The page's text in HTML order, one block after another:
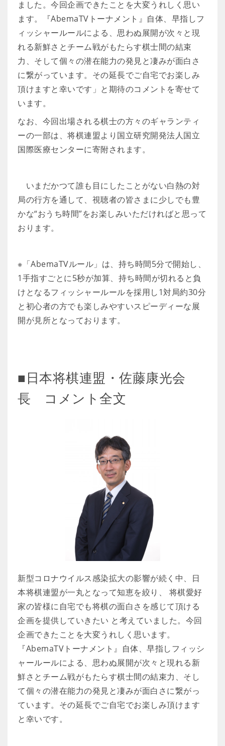
ました。今回企画できたことを大変うれしく思い
ます。『AbemaTVトーナメント』自体、早指しフ
ィッシャールールによる、思わぬ展開が次々と現
れる新鮮さとチーム戦がもたらす棋士間の結束
力、そして個々の潜在能力の発見と凄みが面白さ
に繋がっています。その延長でご自宅でお楽しみ
頂けますと幸いです」と期待のコメントを寄せて
います。
なお、今回出場される棋士の方々のギャランティ
ーの一部は、将棋連盟より国立研究開発法人国立
国際医療センターに寄附されます。
いまだかつて誰も目にしたことがない白熱の対
局の行方を通して、視聴者の皆さまに少しでも豊
かな“おうち時間”をお楽しみいただければと思って
おります。
※「AbemaTVルール」は、持ち時間5分で開始し、
1手指すごとに5秒が加算、持ち時間が切れると負
けとなるフィッシャールールを採用し1対局約30分
と初心者の方でも楽しみやすいスピーディーな展
開が見所となっております。
■日本将棋連盟・佐藤康光会
長 コメント全文
新型コロナウイルス感染拡大の影響が続く中、日
本将棋連盟が一丸となって知恵を絞り、 将棋愛好
家の皆様に自宅でも将棋の面白さを感じて頂ける
企画を提供していきたい と考えていました。今回
企画できたことを大変うれしく思います。
『AbemaTVトーナメント』自体、早指しフィッシ
ャールールによる、思わぬ展開が次々と現れる新
鮮さとチーム戦がもたらす棋士間の結束力、そし
て個々の潜在能力の発見と凄みが面白さに繋がっ
ています。その延長でご自宅でお楽しみ頂けます
と幸いです。